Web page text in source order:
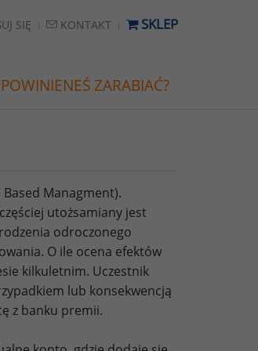
SIĘ KONTAKT SKLEP
ZARABIAĆ?
Managment).
utożsamiany jest
odroczonego
O ile ocena efektów
kilkuletnim. Uczestnik
lub konsekwencją
z banku premii.